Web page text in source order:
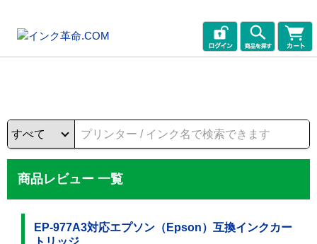
商品レビュー 一覧
EP-977A3対応エプソン（Epson）互換インクカー
トリッジ